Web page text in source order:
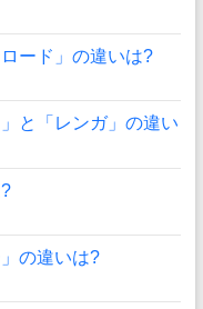
ード」の違いは?
と「レンガ」の違い
の違いは?